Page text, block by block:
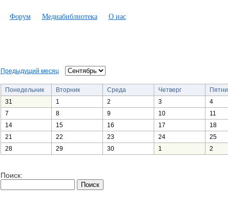
Форум Медиабиблиотека О нас
Предыдущий месяц
Понедельник Вторник Среда Четверг
31
1 2 3 4
7
8 9 10 11
14
15 16 17 18
21
22 23 24 25
28
29 30 1 2
Поиск: